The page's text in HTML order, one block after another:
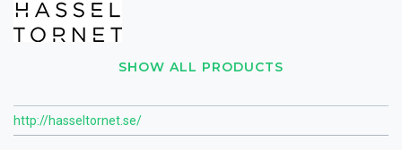
SHOW ALL PRODUCTS
http://hasseltornet.se/